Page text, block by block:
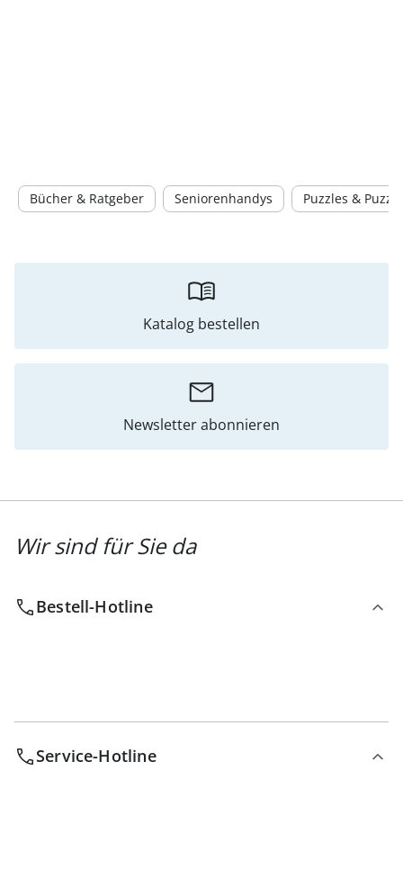
Bücher & Ratgeber Seniorenhandys Puzzles &
Katalog bestellen
Newsletter abonnieren
Wir sind für Sie da
Bestell-Hotline
Service-Hotline